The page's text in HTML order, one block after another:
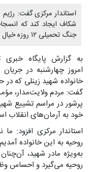
استاندار مرکزی گفت:
شکاف ایجاد کند که
جنگ تحمیلی ۱۲ روزه خیال باطل دشمنان را نابود کرد.
به گزارش پایگاه خبری
امروز چهارشنبه در
خانواده شهید زینلی که
گفت: مردم ولایت‌مدار،
خود به آرمان‌های انقلاب
استاندار مرکزی افزود:
روحیه به این خانواده
به‌ویژه مادر شهید،
روحیه می‌گیرد و احساس